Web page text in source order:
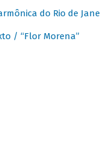
do Rio de
/ “Flor Morena”